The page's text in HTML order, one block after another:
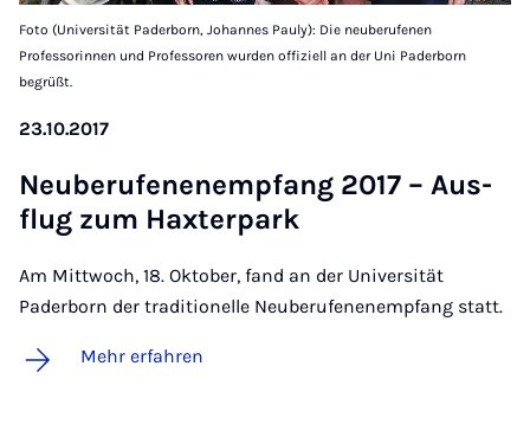
Foto (Universität Paderborn, Johannes Pauly): Die neuberufenen
Professorinnen und Professoren wurden offiziell an der Uni Paderborn
begrüßt.
23.10.2017
Neu­be­ru­fe­nen­emp­fang 2017 – Aus­
flug zum Hax­ter­park
Am Mittwoch, 18. Oktober, fand an der Universität
Paderborn der traditionelle Neuberufenenempfang statt.
Mehr erfahren